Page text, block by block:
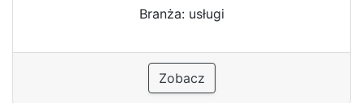
Branża: usługi
Zobacz